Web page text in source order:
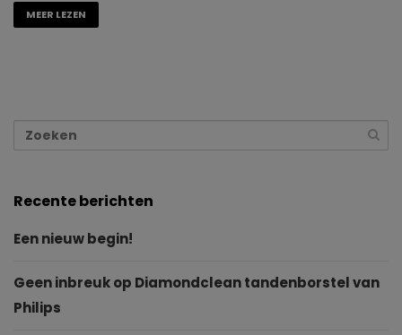
MEER LEZEN
Recente berichten
Een nieuw begin!
Geen inbreuk op Diamondclean tandenborstel van
Philips